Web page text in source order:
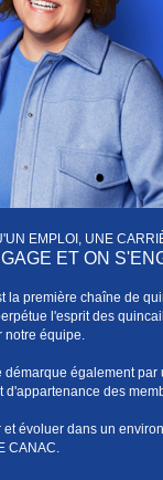
EMPLOI, UNE
ET ON
la première chaîne de
l'esprit des
notre équipe.
démarque également
d'appartenance des
et évoluer dans un
CANAC.